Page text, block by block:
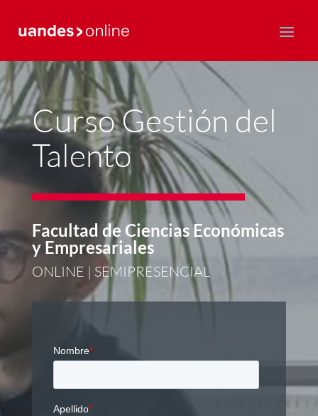
Postgrado y Educación Continua
Curso Gestión del
Talento
Facultad de Ciencias Económicas
y Empresariales
ONLINE | SEMIPRESENCIAL